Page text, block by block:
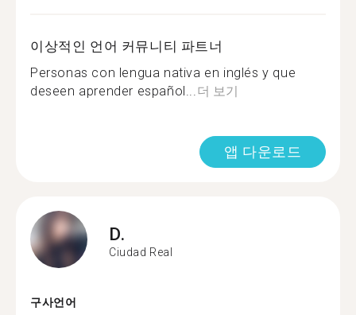
이상적인 언어 커뮤니티 파트너
Personas con lengua nativa en inglés y que
deseen aprender español...더 보기
앱 다운로드
D.
Ciudad Real
구사언어